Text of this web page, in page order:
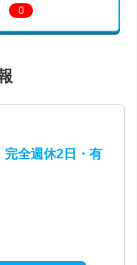
0
完全週休2日・有